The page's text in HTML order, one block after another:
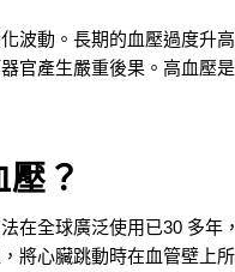
波動。長期的血壓過度升
官產生嚴重後果。高血壓
？
在全球廣泛使用已30 多年
將心臟跳動時在血管壁上